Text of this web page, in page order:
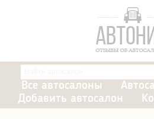
Все автосалоны
Добавить автосалон